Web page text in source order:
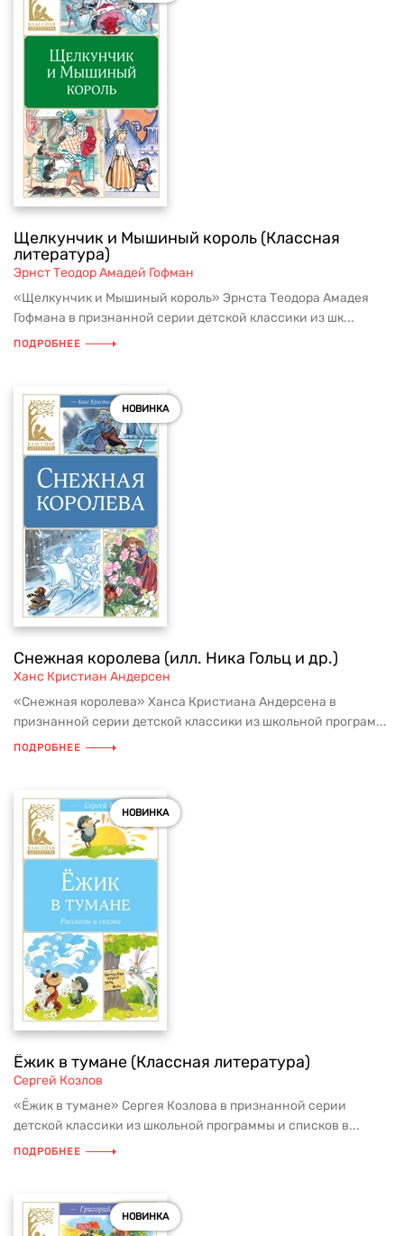
Щелкунчик и Мышиный король (Классная
литература)
Эрнст Теодор Амадей Гофман
«Щелкунчик и Мышиный король» Эрнста Теодора Амадея
Гофмана в признанной серии детской классики из шк...
ПОДРОБНЕЕ
НОВИНКА
Снежная королева (илл. Ника Гольц и др.)
Ханс Кристиан Андерсен
«Снежная королева» Ханса Кристиана Андерсена в
признанной серии детской классики из школьной програм...
ПОДРОБНЕЕ
НОВИНКА
Ёжик в тумане (Классная литература)
Сергей Козлов
«Ёжик в тумане» Сергея Козлова в признанной серии
детской классики из школьной программы и списков в...
ПОДРОБНЕЕ
НОВИНКА